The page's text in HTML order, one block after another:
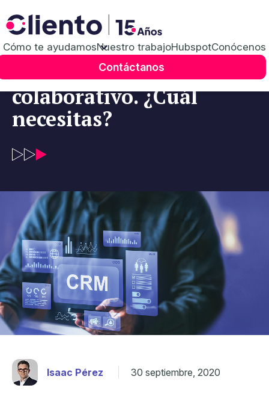
Cómo te ayudamosNuestro trabajoHubspotConócenos
Contáctanos
CRM
Tipos de CRM:
operativo, analítico y
colaborativo. ¿Cuál
necesitas?
Isaac Pérez 30 septiembre, 2020